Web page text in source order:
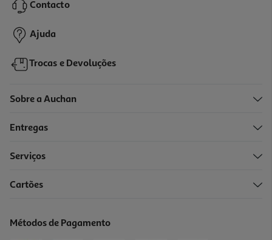
199,99 €
Contacto
Ajuda
Trocas e Devoluções
Sobre a Auchan
Entregas
Serviços
Cartões
Métodos de Pagamento